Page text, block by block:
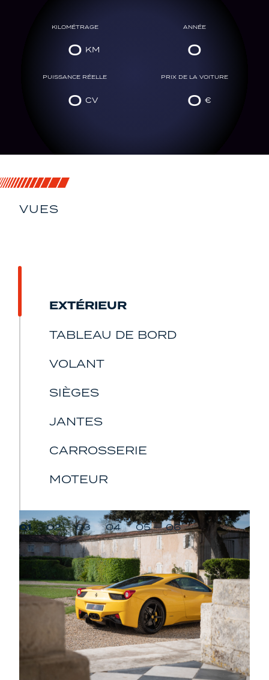
KILOMÉTRAGE
0
ANNÉE
0
PUISSANCE RÉELLE
0
PRIX DE LA VOITURE
0
VUES
EXTÉRIEUR
TABLEAU DE BORD
VOLANT
SIÈGES
JANTES
CARROSSERIE
MOTEUR
01 02 03 04 05 06